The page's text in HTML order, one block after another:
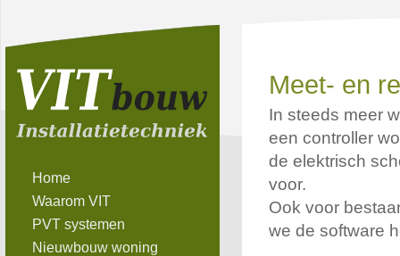
Home
Waarom VIT
PVT systemen
Nieuwbouw woning
Meet- en
In steeds meer
een controller
de elektrisch
voor.
Ook voor
we de software